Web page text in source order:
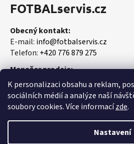
K personalizaci obsahu a reklam,
sociálních médií a analýze naší
soubory cookies. Více informacízde.
Nastavení
FOTBALservis.cz
Obecný kontakt:
E-mail: info@fotbalservis.cz
Telefon: +420 776 879 275
Manažer prodeje:
Martin Vališ
Mobil:+420 606 657 244